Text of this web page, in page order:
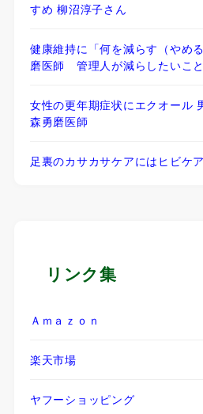
すめ 柳沼淳子さん
健康維持に「何を減らす（やめ
磨医師 管理人が減らしたいこ
女性の更年期症状にエクオール
森勇磨医師
足裏のカサカサケアにはヒビケ
リンク集
Ａｍａｚｏｎ
楽天市場
ヤフーショッピング